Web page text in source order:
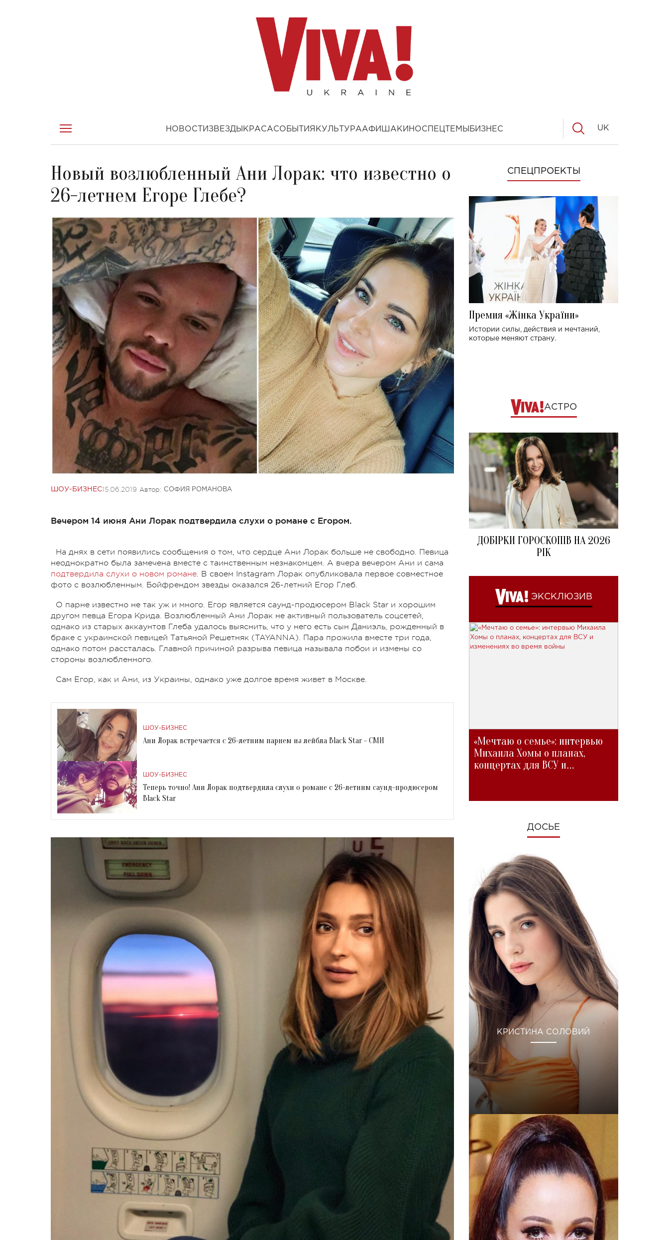
НОВОСТИ ЗВЕЗДЫ КРАСАСОБЫТИЯ КУЛЬТУРААФИША КИНОСПЕЦТЕМЫ БИЗНЕС UK
Новый возлюбленный Ани Лорак: что известно о
26-летнем Егоре Глебе?
ШОУ-БИЗНЕС15.06.2019 Автор: СОФИЯ РОМАНОВА
Вечером 14 июня Ани Лорак подтвердила слухи о романе с Егором.
На днях в сети появились сообщения о том, что сердце Ани Лорак больше не свободно. Певица
неоднократно была замечена вместе с таинственным незнакомцем. А вчера вечером Ани и сама
подтвердила слухи о новом романе. В своем Instagram Лорак опубликовала первое совместное
фото с возлюбленным. Бойфрендом звезды оказался 26-летний Егор Глеб.
О парне известно не так уж и много. Егор является саунд-продюсером Black Star и хорошим
другом певца Егора Крида. Возлюбленный Ани Лорак не активный пользователь соцсетей,
однако из старых аккаунтов Глеба удалось выяснить, что у него есть сын Даниэль, рожденный в
браке с украинской певицей Татьяной Решетняк (TAYANNA). Пара прожила вместе три года,
однако потом рассталась. Главной причиной разрыва певица называла побои и измены со
стороны возлюбленного.
Сам Егор, как и Ани, из Украины, однако уже долгое время живет в Москве.
ШОУ-БИЗНЕС
Ани Лорак встречается с 26-летним парнем из лейбла Black Star - СМИ
ШОУ-БИЗНЕС
Теперь точно! Ани Лорак подтвердила слухи о романе с 26-летним саунд-продюсером
Black Star
СПЕЦПРОЕКТЫ
Премия «Жінка України»
Истории силы, действия и мечтаний,
которые меняют страну.
АСТРО
ДОБІРКИ ГОРОСКОПІВ НА 2026
РІК
ЭКСКЛЮЗИВ
«Мечтаю о семье»: интервью
Михаила Хомы о планах,
концертах для ВСУ и
ДОСЬЕ
КРИСТИНА СОЛОВИЙ